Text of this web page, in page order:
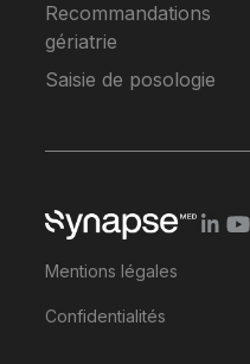
Recommandations
gériatrie
Saisie de posologie
Mentions légales
Confidentialités